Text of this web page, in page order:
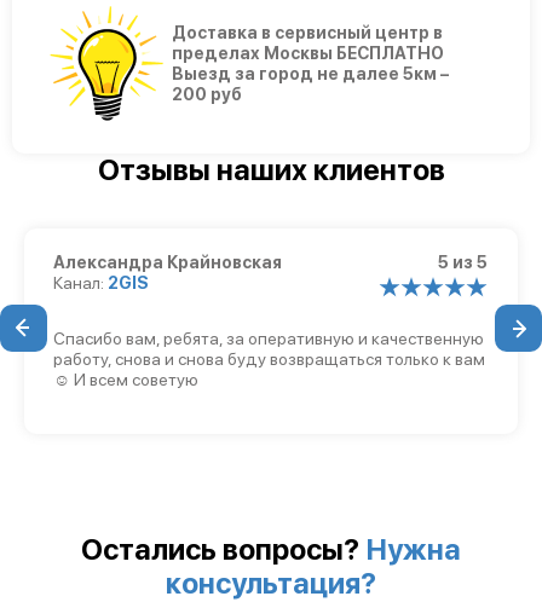
Доставка в сервисный центр в
пределах Москвы БЕСПЛАТНО
Выезд за город не далее 5км –
200 руб
Отзывы наших клиентов
Александра Крайновская
Канал: 2GIS
5 из 5
Спасибо вам, ребята, за оперативную и качественную
работу, снова и снова буду возвращаться только к вам
☺️ И всем советую
Остались вопросы? Нужна
консультация?